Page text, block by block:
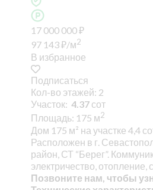
17 000 000₽
97 143₽/м2
В избранное
Подписаться
Кол-во этажей: 2
Участок: 4.37 сот
Площадь: 175 м2
Дом 175 м² на участке 4,4
Расположен в г.
район, СТ “Берег”.
электричество, отопление,
Позвоните нам, чтобы